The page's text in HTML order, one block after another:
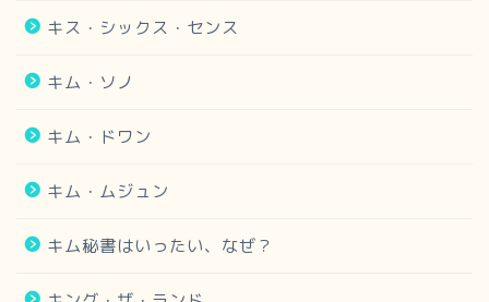
キス・シックス・センス
キム・ソノ
キム・ドワン
キム・ムジュン
キム秘書はいったい、なぜ？